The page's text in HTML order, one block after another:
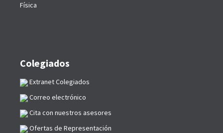
Física
Colegiados
Extranet Colegiados
Correo electrónico
Cita con nuestros asesores
Ofertas de Representación